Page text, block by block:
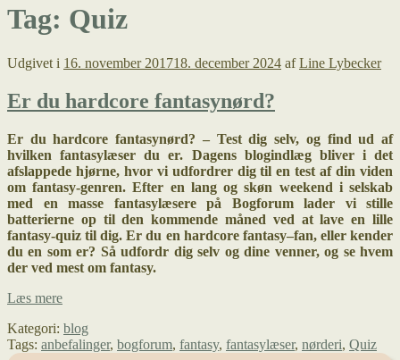
Tag: Quiz
Udgivet i 16. november 201718. december 2024 afLine Lybecker
Er du hardcore fantasynørd?
Er du hardcore fantasynørd? – Test dig selv, og find ud af
hvilken fantasylæser du er. Dagens blogindlæg bliver i det
afslappede hjørne, hvor vi udfordrer dig til en test af din viden
om fantasy-genren. Efter en lang og skøn weekend i selskab
med en masse fantasylæsere på Bogforum lader vi stille
batterierne op til den kommende måned ved at lave en lille
fantasy-quiz til dig. Er du en hardcore fantasy–fan, eller kender
du en som er? Så udfordr dig selv og dine venner, og se hvem
der ved mest om fantasy.
Læs mereEr
hardcore
fantasynørd?
Kategori: blog
Tags: anbefalinger, bogforum, fantasy, fantasylæser, nørderi, Quiz